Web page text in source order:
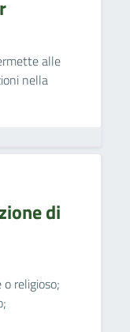
alle
nella
di
religioso;